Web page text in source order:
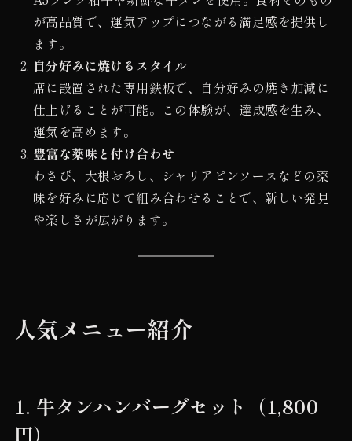
が高品質で、運気アップにつながる満足感を提供し
ます。
自分好みに焼けるスタイル
席に設置された専用鉄板で、自分好みの焼き加減に
仕上げることが可能。この体験が、達成感を生み、
運気を高めます。
豊富な薬味と付け合わせ
わさび、大根おろし、シャリアピンソースなどの薬
味を好みに応じて組み合わせることで、新しい発見
や楽しさが広がります。
人気メニュー紹介
1. 牛タンハンバーグセット（1,800
円）